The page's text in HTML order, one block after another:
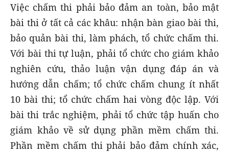
Việc chấm thi phải bảo đảm an toàn, bảo mật
bài thi ở tất cả các khâu: nhận bàn giao bài thi,
bảo quản bài thi, làm phách, tổ chức chấm thi.
Với bài thi tự luận, phải tổ chức cho giám khảo
nghiên cứu, thảo luận vận dụng đáp án và
hướng dẫn chấm; tổ chức chấm chung ít nhất
10 bài thi; tổ chức chấm hai vòng độc lập. Với
bài thi trắc nghiệm, phải tổ chức tập huấn cho
giám khảo về sử dụng phần mềm chấm thi.
Phần mềm chấm thi phải bảo đảm chính xác,